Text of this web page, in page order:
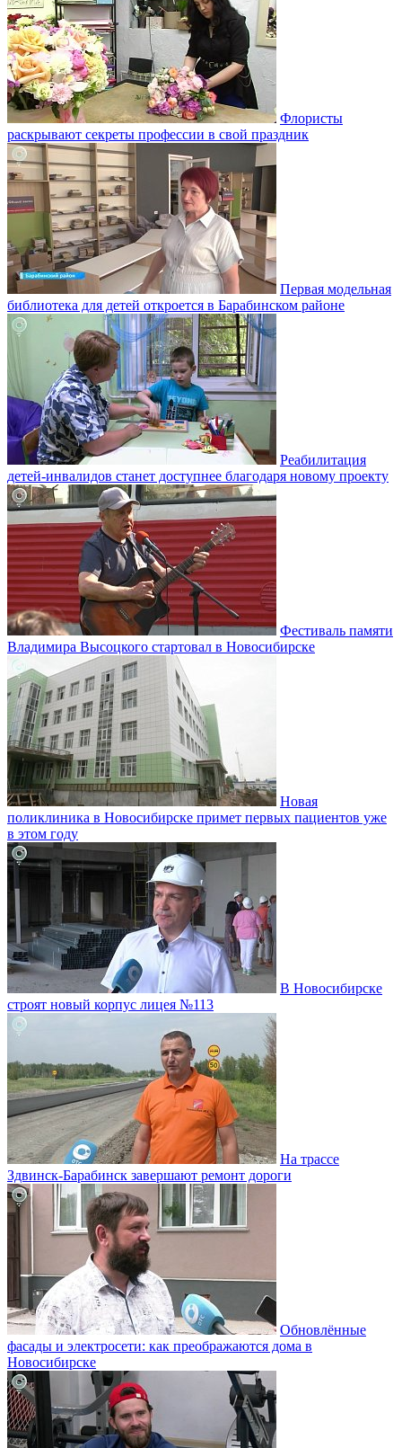
Флористы
раскрывают секреты профессии в свой праздник
Первая модельная
библиотека для детей откроется в Барабинском районе
Реабилитация
детей-инвалидов станет доступнее благодаря новому проекту
Фестиваль памяти
Владимира Высоцкого стартовал в Новосибирске
Новая
поликлиника в Новосибирске примет первых пациентов уже
в этом году
В Новосибирске
строят новый корпус лицея №113
На трассе
Здвинск-Барабинск завершают ремонт дороги
Обновлённые
фасады и электросети: как преображаются дома в
Новосибирске